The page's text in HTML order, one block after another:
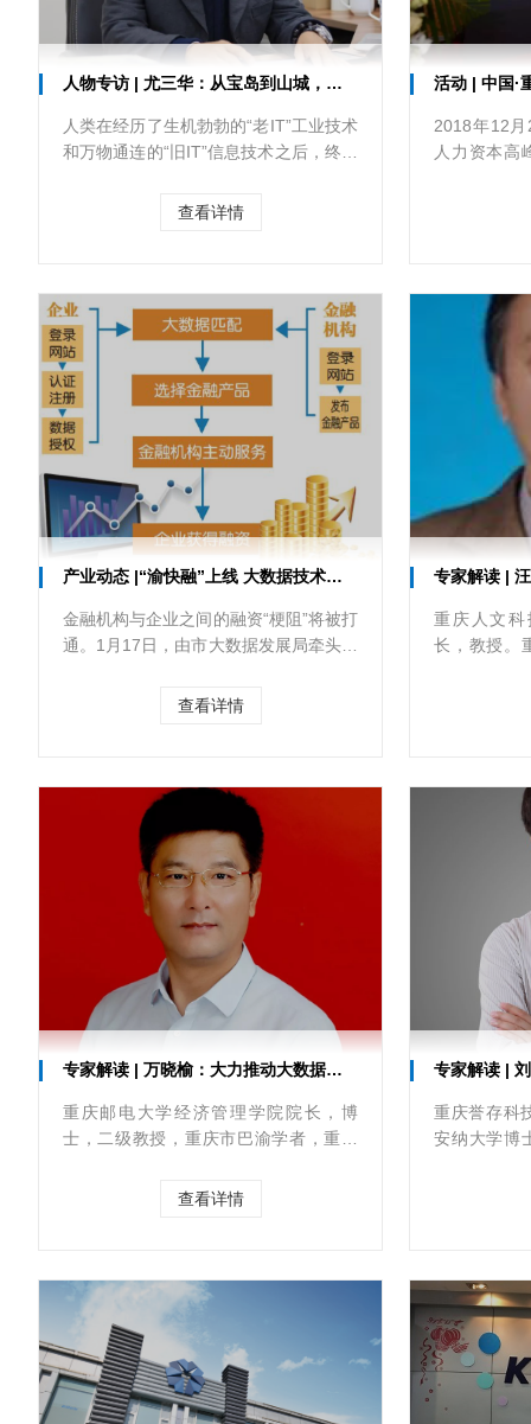
人物专访 | 尤三华：从宝岛到山城，匠心打造智能工厂
人类在经历了生机勃勃的“老IT”工业技术
和万物通连的“旧IT”信息技术之后，终于
IT”智能技术和智能产业的新时代。
查看详情
活动 | 中国·重庆
2018年12
人力资本
产业动态 |“渝快融”上线 大数据技术助民营小微企业融资
金融机构与企业之间的融资“梗阻”将被打
通。1月17日，由市大数据发展局牵头建
服务平台“数字重庆·渝快
查看详情
专家解读 |
重庆人文
长，教授。
专家解读 | 万晓榆：大力推动大数据智能化集群发展
重庆邮电大学经济管理学院院长，博
士，二级教授，重庆市巴渝学者，重庆
问委员会委员。获得国家级教学成果二
查看详情
专家解读 | 刘德彬
重庆誉存科
安纳大学博